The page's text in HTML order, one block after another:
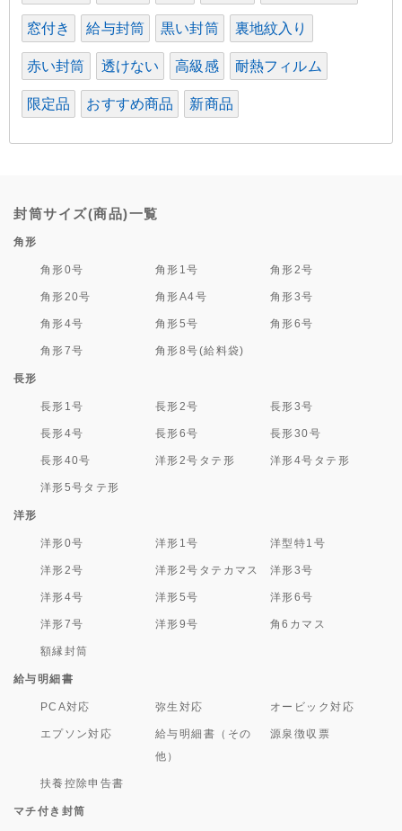
窓付き 給与封筒 黒い封筒 裏地紋入り
赤い封筒 透けない 高級感 耐熱フィルム
限定品 おすすめ商品 新商品
封筒サイズ(商品)一覧
角形
角形0号 角形1号 角形2号
角形20号 角形A4号 角形3号
角形4号 角形5号 角形6号
角形7号 角形8号(給料袋)
長形
長形1号 長形2号 長形3号
長形4号 長形6号 長形30号
長形40号 洋形2号タテ形 洋形4号タテ形
洋形5号タテ形
洋形
洋形0号 洋形1号 洋型特1号
洋形2号 洋形2号タテカマス 洋形3号
洋形4号 洋形5号 洋形6号
洋形7号 洋形9号 角6カマス
額縁封筒
給与明細書
PCA対応 弥生対応 オービック対応
エプソン対応
給与明細書（その
他）
源泉徴収票
扶養控除申告書
マチ付き封筒